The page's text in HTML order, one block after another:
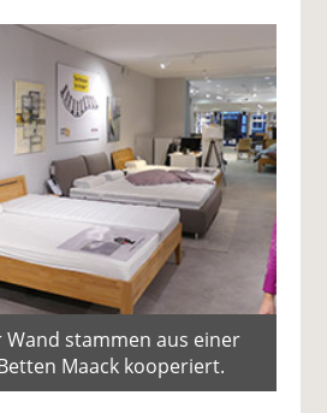
Wand stammen aus einer
Maack kooperiert.